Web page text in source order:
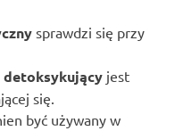
sprawdzi się przy
detoksykujący jest
się.
być używany w